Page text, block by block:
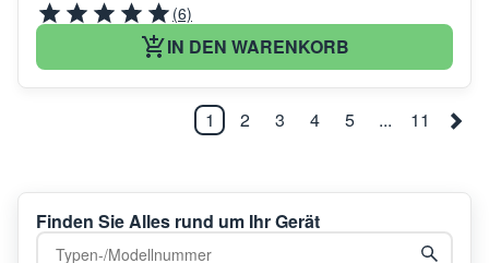
(6)
IN DEN WARENKORB
1 2 3 4 5 ... 11
Finden Sie Alles rund um Ihr Gerät